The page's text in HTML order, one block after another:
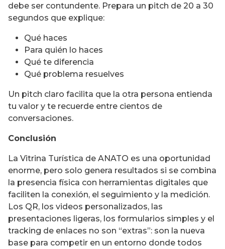
debe ser contundente. Prepara un pitch de 20 a 30
segundos que explique:
Qué haces
Para quién lo haces
Qué te diferencia
Qué problema resuelves
Un pitch claro facilita que la otra persona entienda
tu valor y te recuerde entre cientos de
conversaciones.
Conclusión
La Vitrina Turística de ANATO es una oportunidad
enorme, pero solo genera resultados si se combina
la presencia física con herramientas digitales que
faciliten la conexión, el seguimiento y la medición.
Los QR, los videos personalizados, las
presentaciones ligeras, los formularios simples y el
tracking de enlaces no son “extras”: son la nueva
base para competir en un entorno donde todos